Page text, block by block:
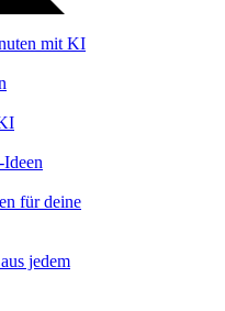
mit KI
für deine
jedem